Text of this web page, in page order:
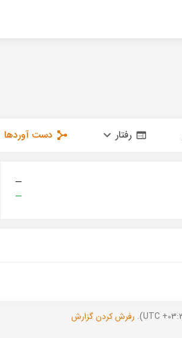
رفتار دست آوردها
—
—
رفرش کردن گزارش